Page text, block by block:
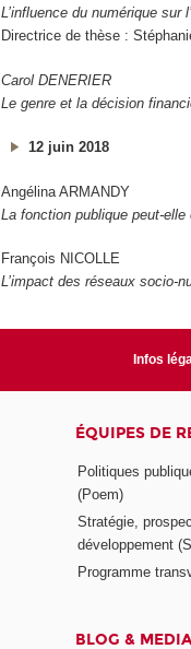
L’influence du numérique sur
Directrice de thèse :
Carol DENERIER
Le genre et la décision
12 juin 2018
Angélina ARMANDY
La fonction publique peut-
François NICOLLE
L’impact des réseaux socio-
Infos
ÉQUIPES DE
Politiques
(Poem)
Stratégie,
développement
Programme
BLOG &